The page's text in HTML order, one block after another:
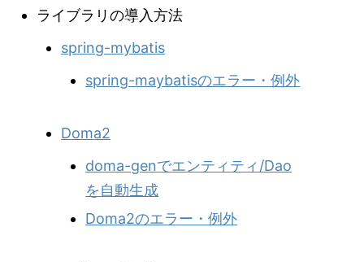
ライブラリの導入方法
spring-mybatis
spring-maybatisのエラー・例外
Doma2
doma-genでエンティティ/Dao
を自動生成
Doma2のエラー・例外